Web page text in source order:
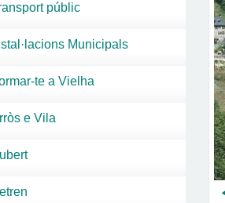
públic
Municipals
te a Vielha
e Vila